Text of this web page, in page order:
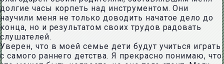
долгие часы корпеть над инструментом. Они
научили меня не только доводить начатое дело до
конца, но и результатом своих трудов радовать
слушателей.
Уверен, что в моей семье дети будут учиться играть
с самого раннего детства. Я прекрасно понимаю, что